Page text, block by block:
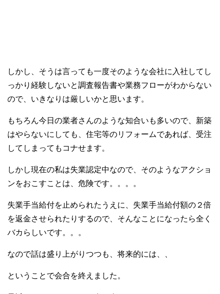
しかし、そうは言っても一度そのような会社に入社してし
っかり経験しないと調査報告書や業務フローがわからない
ので、いきなりは厳しいかと思います。
もちろん今日の業者さんのような知合いも多いので、新築
はやらないにしても、住宅等のリフォームであれば、受注
してしまってもコナせます。
しかし現在の私は失業認定中なので、そのようなアクショ
ンをおこすことは、危険です。。。。
失業手当給付を止められたうえに、失業手当給付額の２倍
を返金させられたりするので、そんなことになったら全く
バカらしいです。。。
なので話は盛り上がりつつも、将来的には、、
ということで会合を終えました。